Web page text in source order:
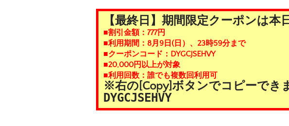
【最終日】期間限定クーポンは本
■割引金額：777円
■利用期間：8月9日(日）、23時59分まで
■クーポンコード：DYGCJSEHVY
■20,000円以上が対象
■利用回数：誰でも複数回利用可
※右の[Copy]ボタンでコピーでき
DYGCJSEHVY